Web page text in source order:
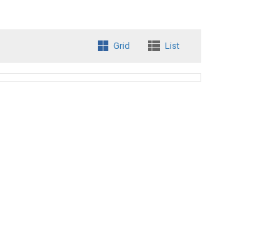
Grid List